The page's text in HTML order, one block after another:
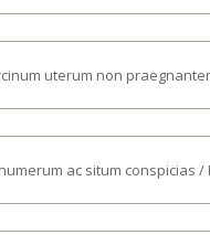
uterum non
ac situm conspicias